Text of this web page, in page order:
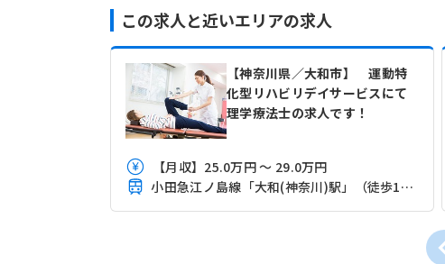
この求人と近いエリアの求人
【神奈川県／大和市】 運動特
化型リハビリデイサービスにて
理学療法士の求人です！
【月収】25.0万円 ～ 29.0万円
小田急江ノ島線「大和(神奈川)駅」（徒歩12分）